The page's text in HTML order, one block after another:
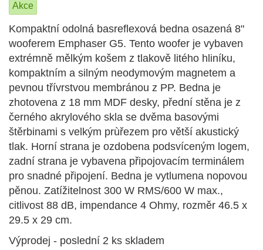
Akce
Kompaktní odolná basreflexová bedna osazená 8"
wooferem Emphaser G5. Tento woofer je vybaven
extrémně mělkým košem z tlakově litého hliníku,
kompaktním a silným neodymovým magnetem a
pevnou třívrstvou membránou z PP. Bedna je
zhotovena z 18 mm MDF desky, přední stěna je z
černého akrylového skla se dvěma basovými
štěrbinami s velkým prùřezem pro větší akustický
tlak. Horní strana je ozdobena podsvíceným logem,
zadní strana je vybavena připojovacím terminálem
pro snadné připojení. Bedna je vytlumena nopovou
pěnou. Zatížitelnost 300 W RMS/600 W max.,
citlivost 88 dB, impendance 4 Ohmy, rozměr 46.5 x
29.5 x 29 cm.
Výprodej - poslední 2 ks skladem